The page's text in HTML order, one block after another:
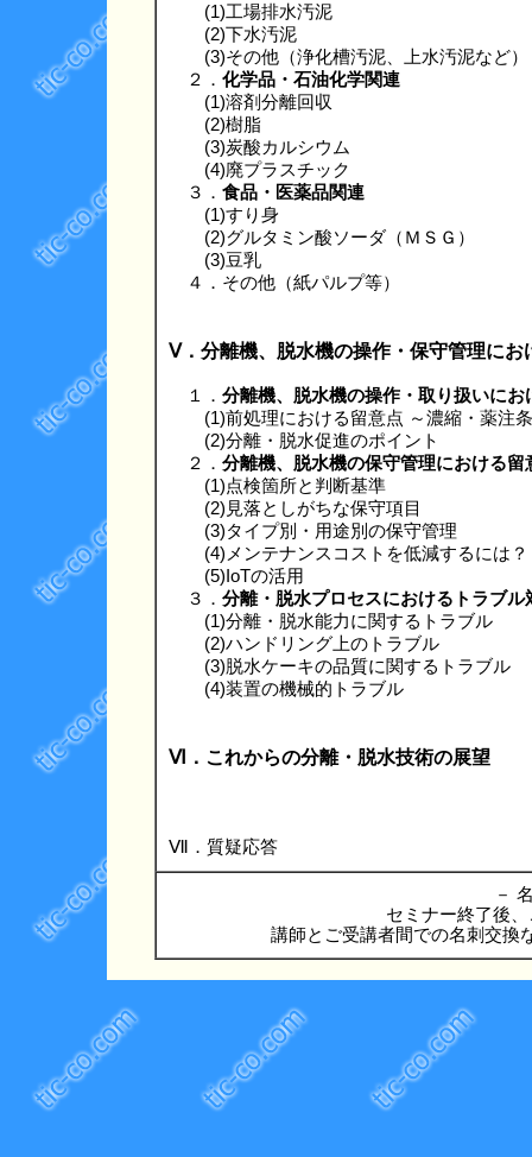
(1)工場排水汚泥
(2)下水汚泥
(3)その他（浄化槽汚泥、上水汚泥など）
２． 化学品・石油化学関連
(1)溶剤分離回収
(2)樹脂
(3)炭酸カルシウム
(4)廃プラスチック
３． 食品・医薬品関連
(1)すり身
(2)グルタミン酸ソーダ（ＭＳＧ）
(3)豆乳
４．その他（紙パルプ等）
Ⅴ．分離機、脱水機の操作・保守管理にお
１． 分離機、脱水機の操作・取り扱いにお
(1)前処理における留意点 ～濃縮・薬注
(2)分離・脱水促進のポイント
２． 分離機、脱水機の保守管理における留
(1)点検箇所と判断基準
(2)見落としがちな保守項目
(3)タイプ別・用途別の保守管理
(4)メンテナンスコストを低減するには？
(5)IoTの活用
３． 分離・脱水プロセスにおけるトラブル
(1)分離・脱水能力に関するトラブル
(2)ハンドリング上のトラブル
(3)脱水ケーキの品質に関するトラブル
(4)装置の機械的トラブル
Ⅵ．これからの分離・脱水技術の展望
Ⅶ．質疑応答
－
セミナー終了後
講師とご受講者間での名刺交換